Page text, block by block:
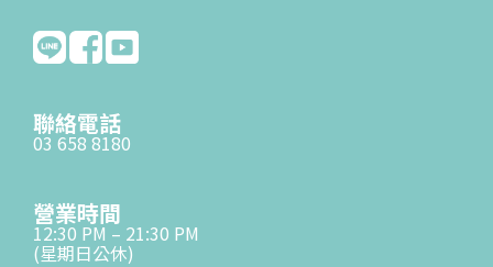
聯絡電話
03 658 8180
營業時間
12:30 PM – 21:30 PM
(星期日公休)